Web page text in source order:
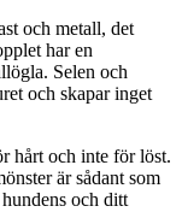
och metall, det
har en
Selen och
och skapar inget
hårt och inte för löst.
är sådant som
och ditt